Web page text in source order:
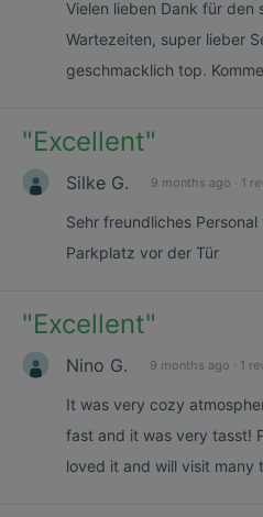
Vielen lieben Dank für den
Wartezeiten, super lieber
geschmacklich top.
"Excellent"
Silke G. 9 months ago · 1
Sehr freundliches
Parkplatz vor der Tür
"Excellent"
Nino G. 9 months ago · 1
It was very cozy
fast and it was very tasst!
loved it and will visit many